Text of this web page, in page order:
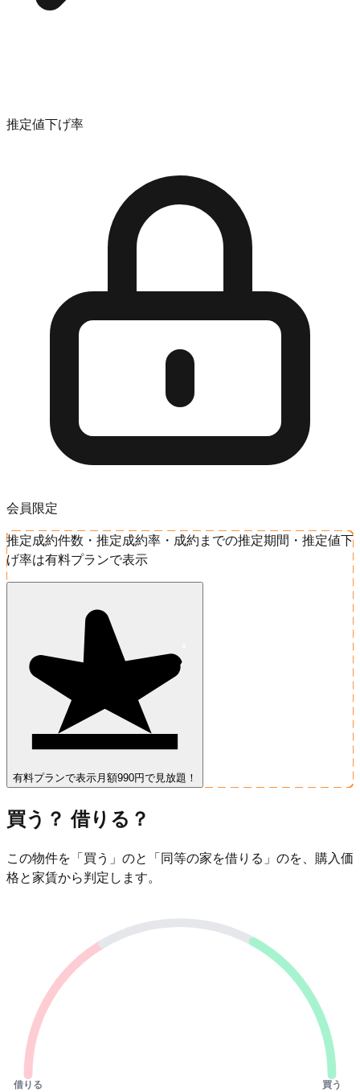
推定値下げ率
会員限定
推定成約件数・推定成約率・成約までの推定期間・推定値下
げ率は有料プランで表示
有料プランで表示 月額990円で見放題！
買う？ 借りる？
この物件を「買う」のと「同等の家を借りる」のを、購入価
格と家賃から判定します。
借りる 買う